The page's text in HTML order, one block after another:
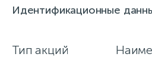
Идентификационные
Тип акций